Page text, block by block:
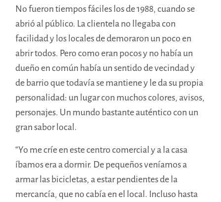
No fueron tiempos fáciles los de 1988, cuando se
abrió al público. La clientela no llegaba con
facilidad y los locales de demoraron un poco en
abrir todos. Pero como eran pocos y no había un
dueño en común había un sentido de vecindad y
de barrio que todavía se mantiene y le da su propia
personalidad: un lugar con muchos colores, avisos,
personajes. Un mundo bastante auténtico con un
gran sabor local.
“Yo me críe en este centro comercial y a la casa
íbamos era a dormir. De pequeños veníamos a
armar las bicicletas, a estar pendientes de la
mercancía, que no cabía en el local. Incluso hasta